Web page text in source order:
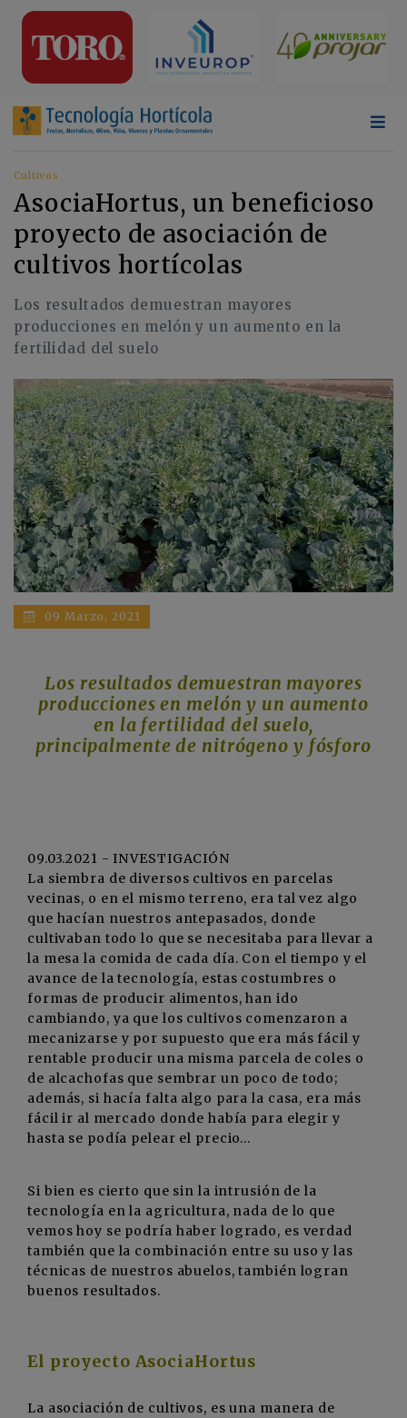
Cultivos
AsociaHortus, un beneficioso
proyecto de asociación de
cultivos hortícolas
Los resultados demuestran mayores
producciones en melón y un aumento en la
fertilidad del suelo
09 Marzo, 2021
Los resultados demuestran mayores
producciones en melón y un aumento
en la fertilidad del suelo,
principalmente de nitrógeno y fósforo
09.03.2021 - INVESTIGACIÓN
La siembra de diversos cultivos en parcelas
vecinas, o en el mismo terreno, era tal vez algo
que hacían nuestros antepasados, donde
cultivaban todo lo que se necesitaba para llevar a
la mesa la comida de cada día. Con el tiempo y el
avance de la tecnología, estas costumbres o
formas de producir alimentos, han ido
cambiando, ya que los cultivos comenzaron a
mecanizarse y por supuesto que era más fácil y
rentable producir una misma parcela de coles o
de alcachofas que sembrar un poco de todo;
además, si hacía falta algo para la casa, era más
fácil ir al mercado donde había para elegir y
hasta se podía pelear el precio…
Si bien es cierto que sin la intrusión de la
tecnología en la agricultura, nada de lo que
vemos hoy se podría haber logrado, es verdad
también que la combinación entre su uso y las
técnicas de nuestros abuelos, también logran
buenos resultados.
El proyecto AsociaHortus
La asociación de cultivos, es una manera de